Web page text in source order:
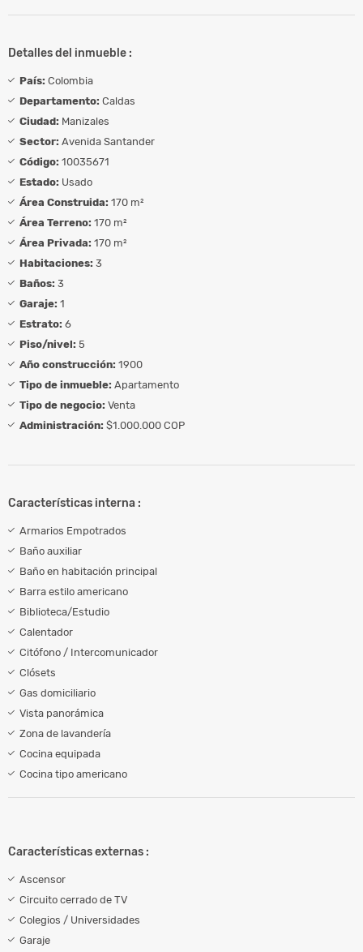
Detalles del inmueble :
País: Colombia
Departamento: Caldas
Ciudad: Manizales
Sector: Avenida Santander
Código: 10035671
Estado: Usado
Área Construida: 170 m²
Área Terreno: 170 m²
Área Privada: 170 m²
Habitaciones: 3
Baños: 3
Garaje: 1
Estrato: 6
Piso/nivel: 5
Año construcción: 1900
Tipo de inmueble: Apartamento
Tipo de negocio: Venta
Administración: $1.000.000 COP
Características interna :
Armarios Empotrados
Baño auxiliar
Baño en habitación principal
Barra estilo americano
Biblioteca/Estudio
Calentador
Citófono / Intercomunicador
Clósets
Gas domiciliario
Vista panorámica
Zona de lavandería
Cocina equipada
Cocina tipo americano
Características externas :
Ascensor
Circuito cerrado de TV
Colegios / Universidades
Garaje